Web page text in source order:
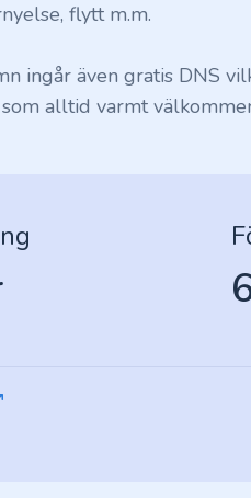
flytt m.m.
ingår även gratis DNS
alltid varmt